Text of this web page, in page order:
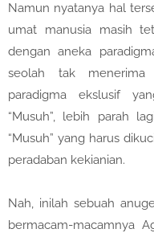
Namun nyatanya hal
umat manusia masih
dengan aneka
seolah tak menerima
paradigma ekslusif
“Musuh”, lebih parah
“Musuh” yang harus
peradaban kekianian.
Nah, inilah sebuah
bermacam-macamnya